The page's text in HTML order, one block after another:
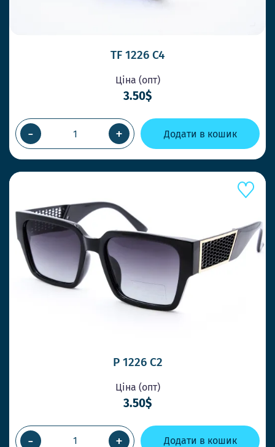
TF 1226 C4
Ціна (опт)
3.50$
- + Додати в кошик
P 1226 C2
Ціна (опт)
3.50$
- + Додати в кошик